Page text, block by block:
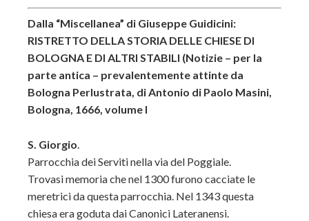
Dalla “Miscellanea” di Giuseppe Guidicini:
RISTRETTO DELLA STORIA DELLE CHIESE DI
BOLOGNA E DI ALTRI STABILI (Notizie – per la
parte antica – prevalentemente attinte da
Bologna Perlustrata, di Antonio di Paolo Masini,
Bologna, 1666, volume I
S. Giorgio.
Parrocchia dei Serviti nella via del Poggiale.
Trovasi memoria che nel 1300 furono cacciate le
meretrici da questa parrocchia. Nel 1343 questa
chiesa era goduta dai Canonici Lateranensi.